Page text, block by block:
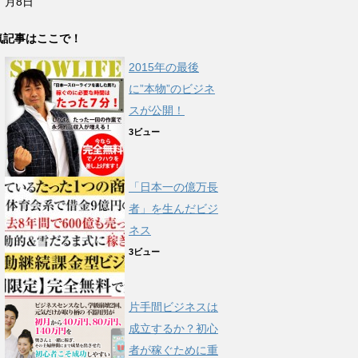
記事はここで！
2015年の最後
に”本物”のビジネ
スが公開！
3ビュー
「日本一の億万長
者」を生んだビジ
ネス
3ビュー
片手間ビジネスは
成立するか？初心
者が稼ぐために重